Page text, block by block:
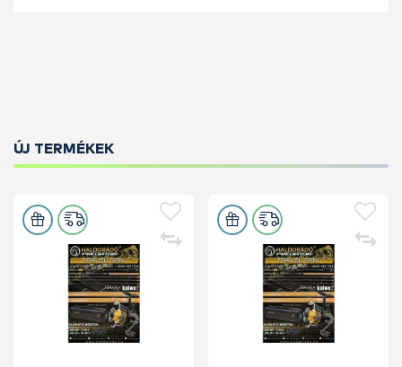
ÚJ TERMÉKEK